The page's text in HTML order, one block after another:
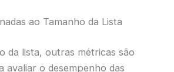
ao Tamanho da Lista
da lista, outras métricas são
avaliar o desempenho das